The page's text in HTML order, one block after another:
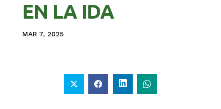
EN LA IDA
MAR 7, 2025